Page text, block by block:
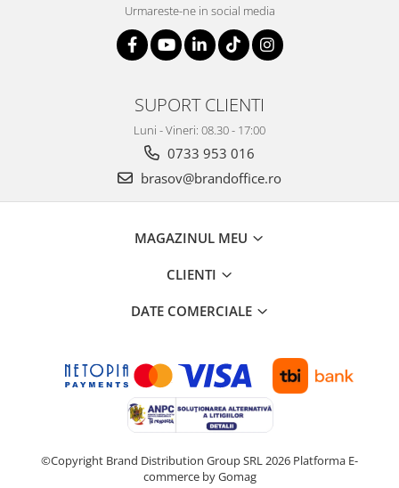
Urmareste-ne in social media
SUPORT CLIENTI
Luni - Vineri: 08.30 - 17:00
0733 953 016
brasov@brandoffice.ro
MAGAZINUL MEU
CLIENTI
DATE COMERCIALE
©Copyright Brand Distribution Group SRL 2026 Platforma E-
commerce by Gomag